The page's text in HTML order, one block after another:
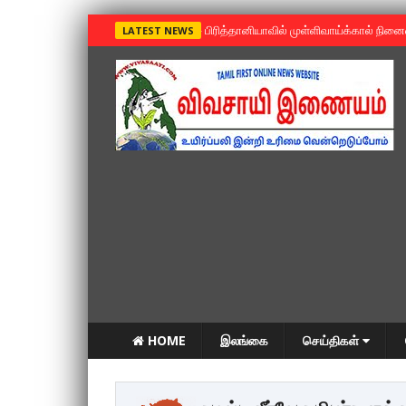
LATEST NEWS »பிரித்தானியாவில் முள்ளிவாய்க்கால்
HOME இலங்கை செய்திகள்